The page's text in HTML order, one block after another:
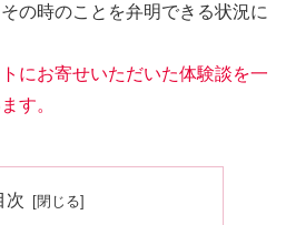
の時のことを弁明できる状況に
にお寄せいただいた体験談を一
す。
次